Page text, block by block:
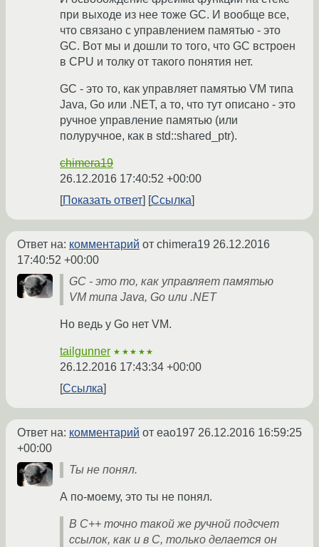
при выходе из нее тоже GC. И вообще все,
что связано с управлением памятью - это
GC. Вот мы и дошли то того, что GC встроен
в CPU и толку от такого понятия нет.
GC - это то, как управляет памятью VM типа
Java, Go или .NET, а то, что тут описано - это
ручное управление памятью (или
полуручное, как в std::shared_ptr).
chimera19
26.12.2016 17:40:52 +00:00
Показать ответ
Ссылка
Ответ на: комментарий от chimera19 26.12.2016
17:40:52 +00:00
GC - это то, как управляет памятью
VM типа Java, Go или .NET
Но ведь у Go нет VM.
tailgunner ★★★★★
26.12.2016 17:43:34 +00:00
Ссылка
Ответ на: комментарий от eao197 26.12.2016 16:59:25
+00:00
Ты не понял.
А по-моему, это ты не понял.
В C++ точно такой же ручной подсчет
ссылок, как и в C, только делается он